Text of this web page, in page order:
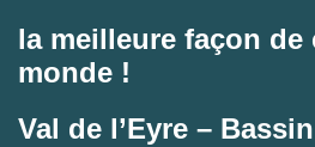
la meilleure façon de
monde !
Val de l’Eyre –